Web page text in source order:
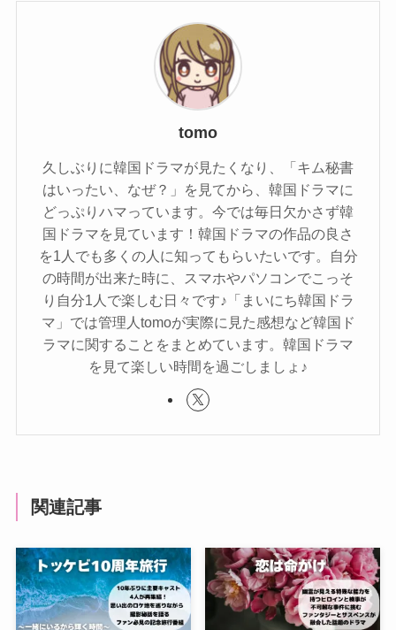
tomo
久しぶりに韓国ドラマが見たくなり、「キム秘書
はいったい、なぜ？」を見てから、韓国ドラマに
どっぷりハマっています。今では毎日欠かさず韓
国ドラマを見ています！韓国ドラマの作品の良さ
を1人でも多くの人に知ってもらいたいです。自分
の時間が出来た時に、スマホやパソコンでこっそ
り自分1人で楽しむ日々です♪「まいにち韓国ドラ
マ」では管理人tomoが実際に見た感想など韓国ド
ラマに関することをまとめています。韓国ドラマ
を見て楽しい時間を過ごしましょ♪
関連記事